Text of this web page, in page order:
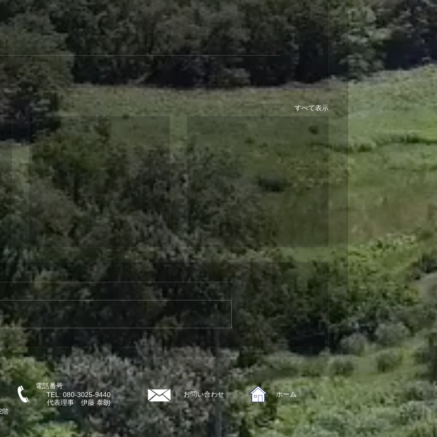
すべて表示
第4回こども食堂 第３回おとな食堂
階
電話番号
TEL: 080-3025-9440
代表理事 伊藤 泰朗
お問い合わせ ​ホーム